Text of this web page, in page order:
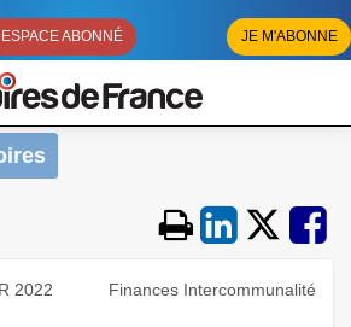
ABONNÉ JE M'ABONNE
2022
Finances Intercommunalité